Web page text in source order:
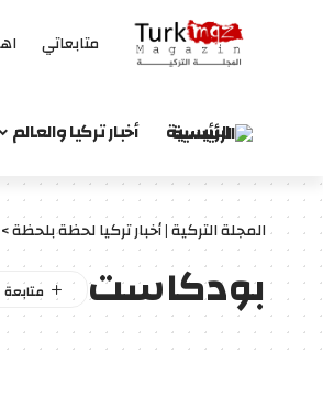
متابعاتي
الرئيسية أخبار تركيا والعالم
المجلة التركية | أخبار تركيا لحظة بلحظة>
بودكاست